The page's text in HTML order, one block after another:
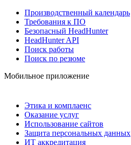
Производственный календарь
Требования к ПО
Безопасный HeadHunter
HeadHunter API
Поиск работы
Поиск по резюме
Мобильное приложение
Этика и комплаенс
Оказание услуг
Использование сайтов
Защита персональных данных
ИТ аккредитация